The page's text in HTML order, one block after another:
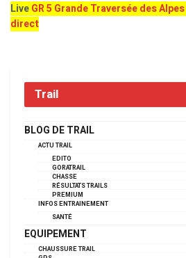
LiveGR 5 Grande Traversée des
direct
Trail
BLOG DE TRAIL
ACTU TRAIL
EDITO
GORATRAIL
CHASSE
RÉSULTATS TRAILS
PREMIUM
INFOS ENTRAINEMENT
SANTÉ
EQUIPEMENT
CHAUSSURE TRAIL